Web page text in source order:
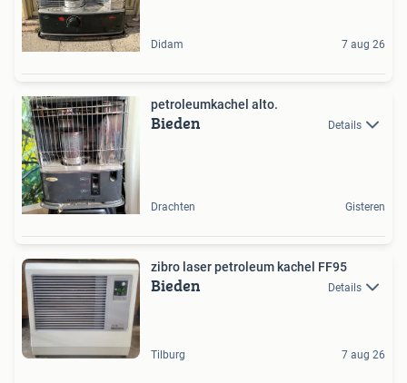
Didam 7 aug 26
petroleumkachel alto.
Bieden Details
Drachten Gisteren
zibro laser petroleum kachel FF95
Bieden Details
Tilburg 7 aug 26